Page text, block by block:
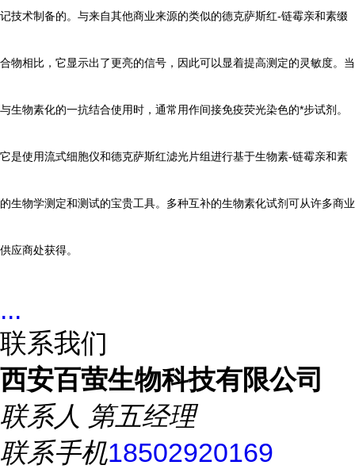
记技术制备的。与来自其他商业来源的类似的德克萨斯红-链霉亲和素缀
合物相比，它显示出了更亮的信号，因此可以显着提高测定的灵敏度。当
与生物素化的一抗结合使用时，通常用作间接免疫荧光染色的*步试剂。
它是使用流式细胞仪和德克萨斯红滤光片组进行基于生物素-链霉亲和素
的生物学测定和测试的宝贵工具。多种互补的生物素化试剂可从许多商业
供应商处获得。
...
联系我们
西安百萤生物科技有限公司
联系人 第五经理
联系手机18502920169